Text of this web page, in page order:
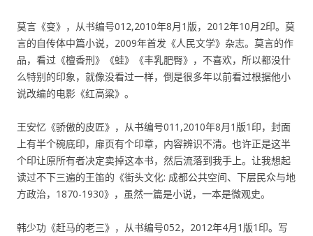
莫言《变》，从书编号012,2010年8月1版，2012年10月2印。莫
言的自传体中篇小说，2009年首发《人民文学》杂志。莫言的作
品，看过《檀香刑》《蛙》《丰乳肥臀》，不喜欢，所以都没什
么特别的印象，就像没看过一样，倒是很多年以前看过根据他小
说改编的电影《红高粱》。
王安忆《骄傲的皮匠》，从书编号011,2010年8月1版1印，封面
上有半个碗底印，扉页有个印章，内容辨识不清。也许正是这半
个印让原所有者决定卖掉这本书，然后流落到我手上。让我想起
读过不下三遍的王笛的《街头文化: 成都公共空间、下层民众与地
方政治，1870-1930》，虽然一篇是小说，一本是微观史。
韩少功《赶马的老三》，从书编号052，2012年4月1版1印。写